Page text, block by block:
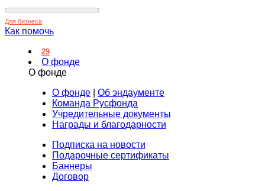
Для бизнеса
Как помочь
29
О фонде
О фонде
О фонде
Об эндаументе
Команда Русфонда
Учредительные документы
Награды и благодарности
Подписка на новости
Подарочные сертификаты
Баннеры
Договор